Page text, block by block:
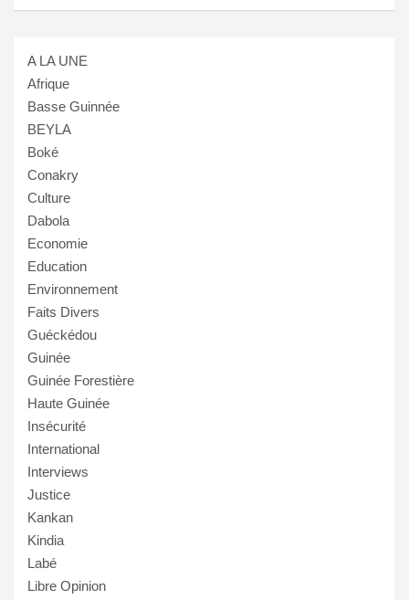
A LA UNE
Afrique
Basse Guinnée
BEYLA
Boké
Conakry
Culture
Dabola
Economie
Education
Environnement
Faits Divers
Guéckédou
Guinée
Guinée Forestière
Haute Guinée
Insécurité
International
Interviews
Justice
Kankan
Kindia
Labé
Libre Opinion